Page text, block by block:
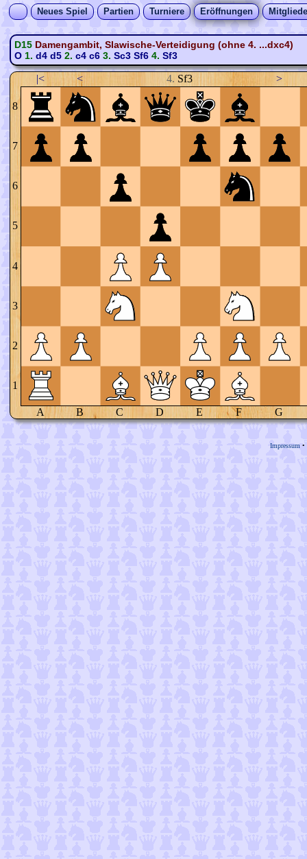
Neues Spiel Partien Turniere Eröffnungen
D15 Damengambit, Slawische-Verteidigung (ohne 4. ...dxc4)
O1. d4 d52. c4 c63. Sc3 Sf64. Sf3
|< < 4. Sf3 >
8
7
6
5
4
3
2
1
A B C D E F G
Impressum •